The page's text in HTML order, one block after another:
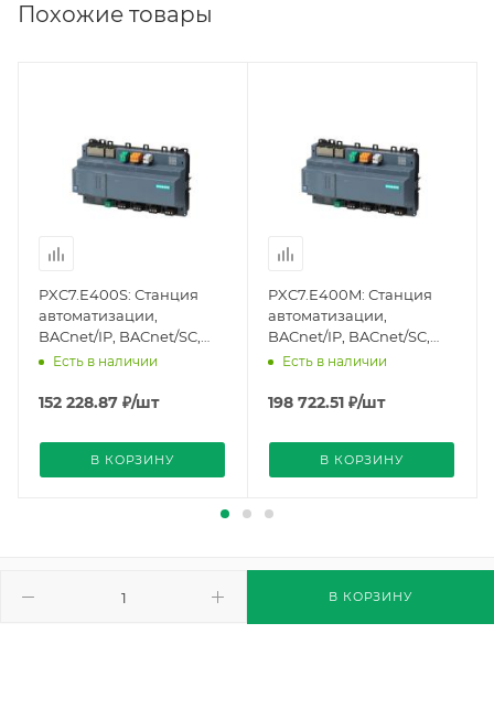
В КОРЗИНУ
Похожие товары
PXC7.E400S: Станция
автоматизации,
BACnet/IP, BACnet/SC,
100 т/д (S55375-C111),
Есть в наличии
152 228.87 ₽/шт
В КОРЗИНУ
PXC7.E400M: Станция
автоматизации,
BACnet/IP, BACnet/SC,
200 т/д (S55375-C110),
Есть в наличии
198 722.51 ₽/шт
В КОРЗИНУ